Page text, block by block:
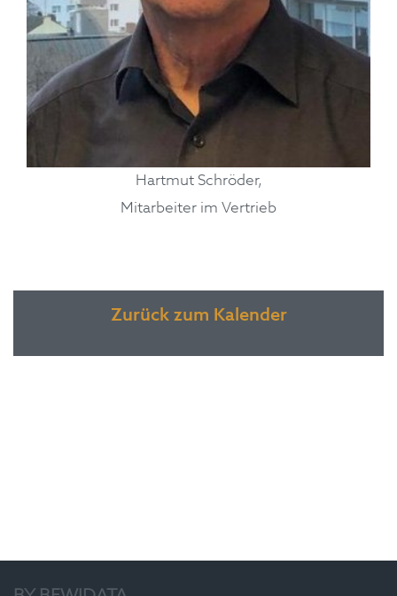
Hartmut Schröder,
Mitarbeiter im Vertrieb
Zurück zum Kalender